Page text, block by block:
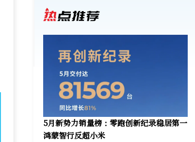
5月新势力销量榜：零跑创新纪录稳居第一
鸿蒙智行反超小米